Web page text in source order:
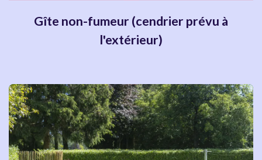
Gîte non-fumeur (cendrier prévu à
l'extérieur)